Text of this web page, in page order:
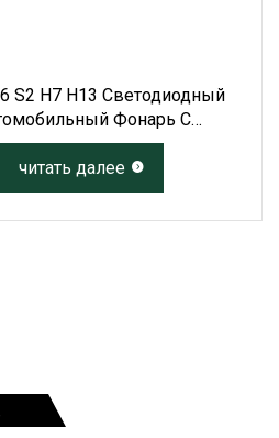
S2 H7 H13 Светодиодный
Фонарь С
Светодиодной Фарой
H1 H3 5202 И Комплектом
Ламп 3000K H11
читать далее